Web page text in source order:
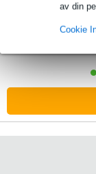
av din
Cookie